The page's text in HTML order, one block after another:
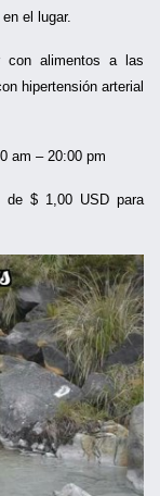
el lugar.
con alimentos a las
hipertensión arterial
am – 20:00 pm
$ 1,00 USD para